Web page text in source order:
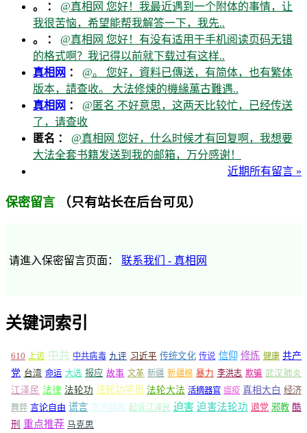
。 ： @真相网 您好！我最近遇到一个附体的事情，让
我很苦恼，希望能帮我解答一下，我先..
。 ： @真相网 您好！有没有适用于手机阅读页码无错
的格式啊？我记得以前就下载过有这样..
真相网 ： @。 您好，資料已傳送，有简体，也有繁体
版本，請查收。 大法修煉的機緣萬古難遇..
真相网 ： @匿名 不好意思，这两天比较忙，已经传送
了，请查收
匿名 ： @真相网 您好，什么时候才有回复啊，我想要
大法全套书籍发送到我的邮箱，万分感谢！
近期所有留言 »
保密留言 （只有站长在后台可见）
请進入保密留言页面： 联系我们 - 真相网
关键词索引
610 上访 中共 中共病毒 九评 习近平 传统文化 传说 信仰 修炼 健康 共产
党 台湾 命运 大选 报应 故事 文革 新疆 新疆棉 暴力 李洪志 欺骗 武汉肺炎
江泽民 法律 法轮功 法轮功学员 法轮大法 活摘器官 瘟疫 真相大白 经济
舞弊 言论自由 谎言 贪污腐败 起诉江泽民 迫害 迫害法轮功 退党 邪教 酷
刑 重点推荐 马克思